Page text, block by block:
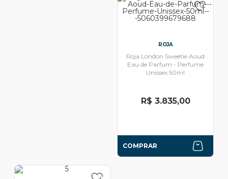
ROJA
Roja London Sweetie Aoud
Eau de Parfum - Perfume
Unissex 50ml
R$ 3.835,00
COMPRAR